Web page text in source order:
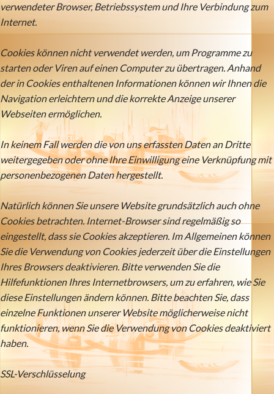
verwendeter Browser, Betriebssystem und Ihre Verbindung zum
Internet.
Cookies können nicht verwendet werden, um Programme zu
starten oder Viren auf einen Computer zu übertragen. Anhand
der in Cookies enthaltenen Informationen können wir Ihnen die
Navigation erleichtern und die korrekte Anzeige unserer
Webseiten ermöglichen.
In keinem Fall werden die von uns erfassten Daten an Dritte
weitergegeben oder ohne Ihre Einwilligung eine Verknüpfung mit
personenbezogenen Daten hergestellt.
Natürlich können Sie unsere Website grundsätzlich auch ohne
Cookies betrachten. Internet-Browser sind regelmäßig so
eingestellt, dass sie Cookies akzeptieren. Im Allgemeinen können
Sie die Verwendung von Cookies jederzeit über die Einstellungen
Ihres Browsers deaktivieren. Bitte verwenden Sie die
Hilfefunktionen Ihres Internetbrowsers, um zu erfahren, wie Sie
diese Einstellungen ändern können. Bitte beachten Sie, dass
einzelne Funktionen unserer Website möglicherweise nicht
funktionieren, wenn Sie die Verwendung von Cookies deaktiviert
haben.
SSL-Verschlüsselung